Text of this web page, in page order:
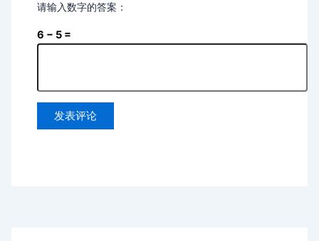
请输入数字的答案：
6 − 5 =